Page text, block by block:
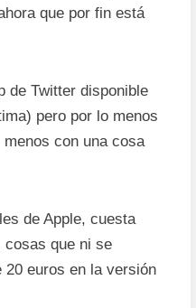
que por fin está
de Twitter disponible
pero por lo menos
con una cosa
de Apple, cuesta
cosas que ni se
20 euros en la versión